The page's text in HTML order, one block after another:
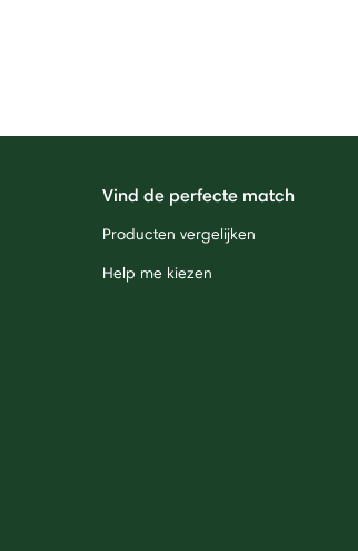
Vind de perfecte match
Producten vergelijken
Help me kiezen